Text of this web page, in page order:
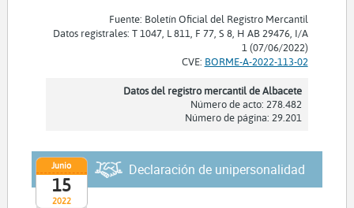
Fuente: Boletín Oficial del Registro Mercantil
Datos registrales: T 1047, L 811, F 77, S 8, H AB 29476, I/A
1 (07/06/2022)
CVE: BORME-A-2022-113-02
Datos del registro mercantil de Albacete
Número de acto: 278.482
Número de página: 29.201
2022
Junio
15
Declaración de unipersonalidad